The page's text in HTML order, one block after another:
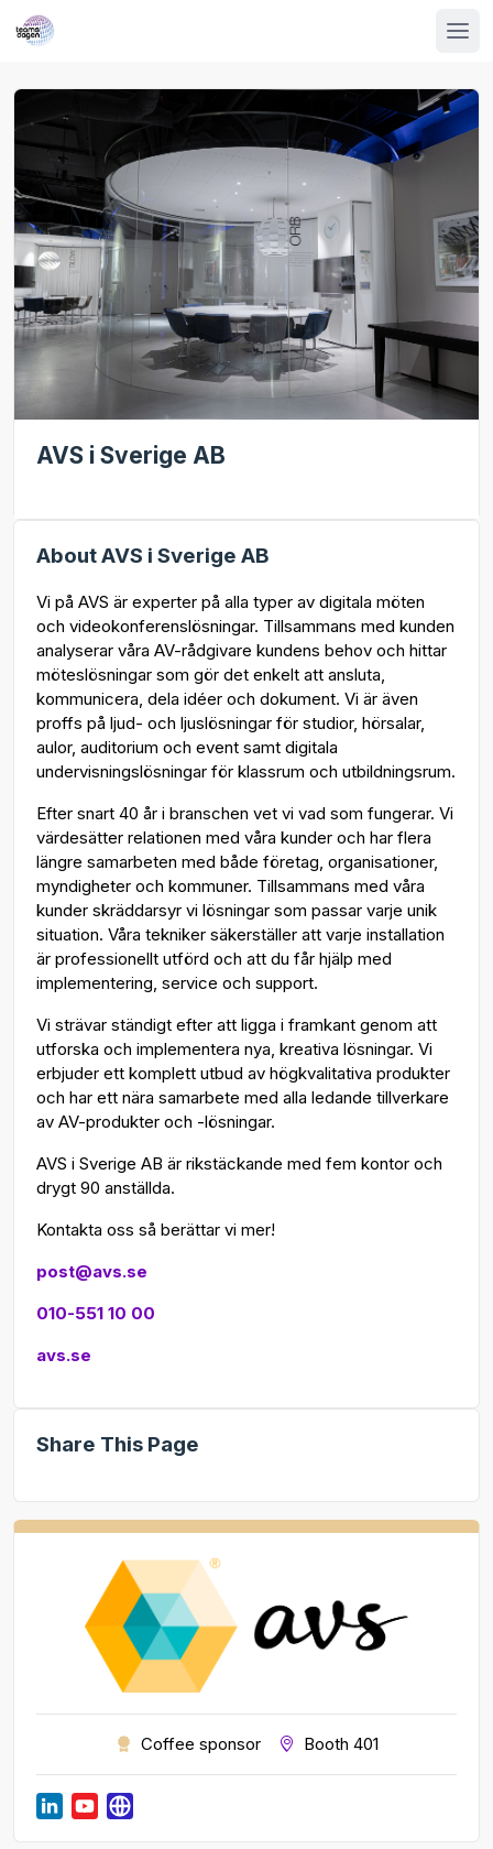
AVS i Sverige AB
About AVS i Sverige AB
Vi på AVS är experter på alla typer av digitala möten
och videokonferenslösningar. Tillsammans med kunden
analyserar våra AV-rådgivare kundens behov och hittar
möteslösningar som gör det enkelt att ansluta,
kommunicera, dela idéer och dokument. Vi är även
proffs på ljud- och ljuslösningar för studior, hörsalar,
aulor, auditorium och event samt digitala
undervisningslösningar för klassrum och utbildningsrum.
Efter snart 40 år i branschen vet vi vad som fungerar. Vi
värdesätter relationen med våra kunder och har flera
längre samarbeten med både företag, organisationer,
myndigheter och kommuner. Tillsammans med våra
kunder skräddarsyr vi lösningar som passar varje unik
situation. Våra tekniker säkerställer att varje installation
är professionellt utförd och att du får hjälp med
implementering, service och support.
Vi strävar ständigt efter att ligga i framkant genom att
utforska och implementera nya, kreativa lösningar. Vi
erbjuder ett komplett utbud av högkvalitativa produkter
och har ett nära samarbete med alla ledande tillverkare
av AV-produkter och -lösningar.
AVS i Sverige AB är rikstäckande med fem kontor och
drygt 90 anställda.
Kontakta oss så berättar vi mer!
post@avs.se
010-551 10 00
avs.se
Share This Page
Coffee sponsor Booth 401